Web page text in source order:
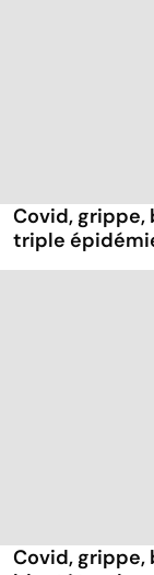
Covid, grippe,
triple
Covid,